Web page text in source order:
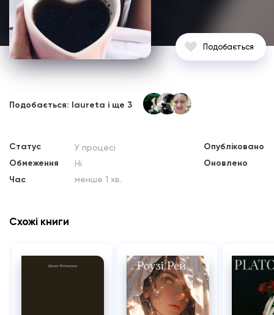
Подобається
Подобається: laureta і ще 3
Статус
Обмеження
Час
У процесі
Ні
менше 1 хв.
Опубліковано
Оновлено
Схожі книги